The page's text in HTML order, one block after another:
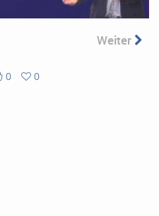
Weiter
0
0